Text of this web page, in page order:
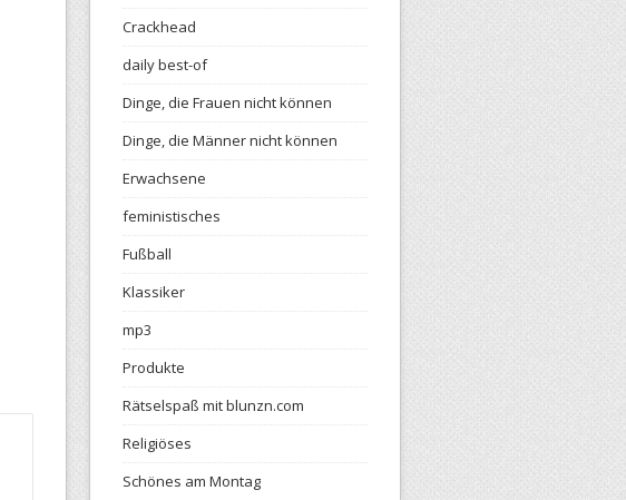
Crackhead
daily best-of
Dinge, die Frauen nicht können
Dinge, die Männer nicht können
Erwachsene
feministisches
Fußball
Klassiker
mp3
Produkte
Rätselspaß mit blunzn.com
Religiöses
Schönes am Montag